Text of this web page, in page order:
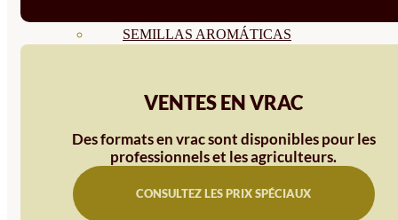
SEMILLAS AROMÁTICAS
SEMILLAS FLORES
COMESTIBLES
SEMILLAS TRADICIONALES
SEMILLAS BRASICAS
VENTES EN VRAC
Des formats en vrac sont disponibles pour les
professionnels et les agriculteurs.
CONSULTEZ LES PRIX SPÉCIAUX